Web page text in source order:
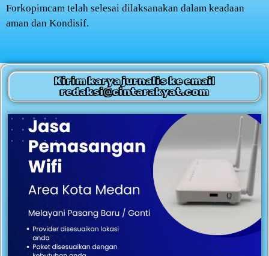
Forkopimcam telah selesai dilaksanakan dalam keadaan
aman dan Kondisif.
Kirim karya jurnalis ke email
redaksi@cintarakyat.com